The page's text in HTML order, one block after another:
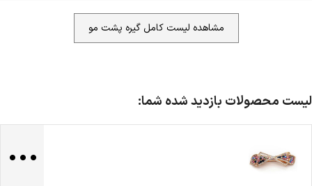
مشاهده لیست کامل گیره پشت مو
لیست محصولات بازدید شده شما:
...